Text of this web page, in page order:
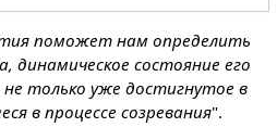
поможет нам определить
динамическое состояние его
только уже достигнутое в
в процессе созревания".